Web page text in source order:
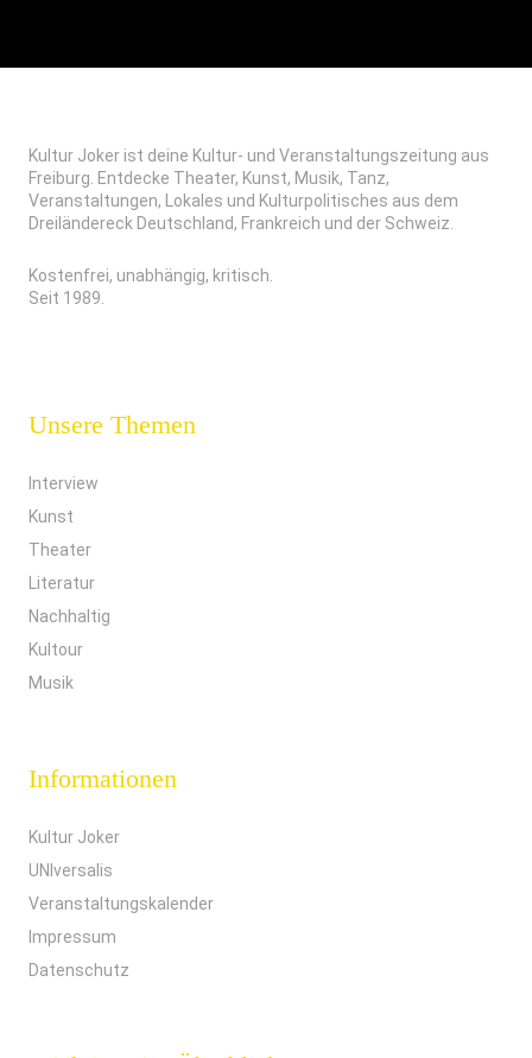
Kultur Joker ist deine Kultur- und Veranstaltungszeitung aus
Freiburg. Entdecke Theater, Kunst, Musik, Tanz,
Veranstaltungen, Lokales und Kulturpolitisches aus dem
Dreiländereck Deutschland, Frankreich und der Schweiz.
Kostenfrei, unabhängig, kritisch.
Seit 1989.
Unsere Themen
Interview
Kunst
Theater
Literatur
Nachhaltig
Kultour
Musik
Informationen
Kultur Joker
UNIversalis
Veranstaltungskalender
Impressum
Datenschutz